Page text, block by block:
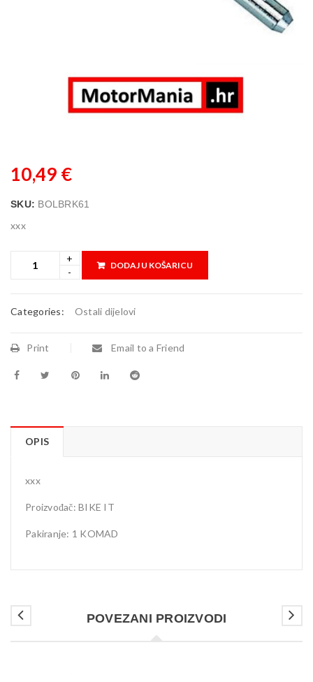
10,49 €
SKU: BOLBRK61
xxx
DODAJ U KOŠARICU
Categories: Ostali dijelovi
Print Email to a Friend
OPIS
xxx
Proizvođač: BIKE IT
Pakiranje: 1 KOMAD
POVEZANI PROIZVODI